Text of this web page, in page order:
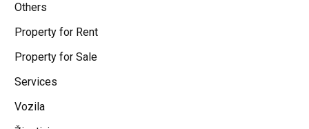
Others
Property for Rent
Property for Sale
Services
Vozila